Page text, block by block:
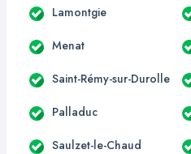
Lamontgie
Menat
Saint-Rémy-sur-Durolle
Palladuc
Saulzet-le-Chaud